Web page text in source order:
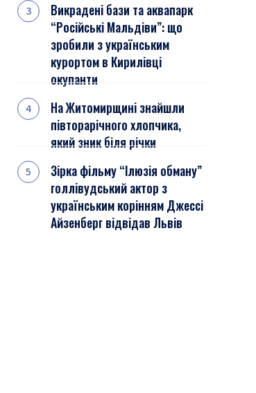
Викрадені бази та аквапарк
“Російські Мальдіви”: що
зробили з українським
курортом в Кирилівці
окупанти
На Житомирщині знайшли
півторарічного хлопчика,
який зник біля річки
Зірка фільму “Ілюзія обману”
голлівудський актор з
українським корінням Джессі
Айзенберг відвідав Львів